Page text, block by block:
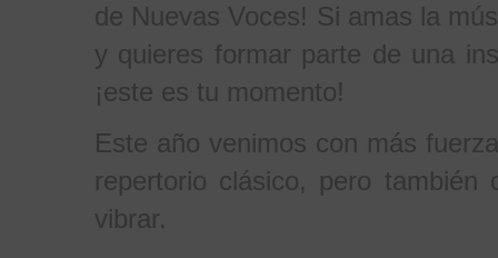
de Nuevas Voces! Si amas la
y quieres formar parte de una
¡este es tu momento!
Este año venimos con más
repertorio clásico, pero también
vibrar.